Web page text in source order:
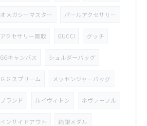
オメガシーマスター パールアクセサリー
アクセサリー買取 GUCCI グッチ
GGキャンバス ショルダーバッグ
ＧＧスプリーム メッセンジャーバッグ
ブランド ルイヴィトン ネヴァーフル
インサイドアウト 純銀メダル